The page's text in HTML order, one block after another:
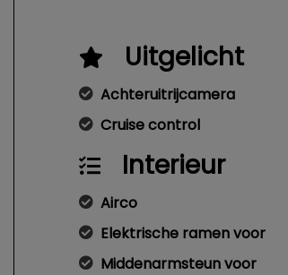
Uitgelicht
Achteruitrijcamera
Cruise control
Interieur
Airco
Elektrische ramen voor
Middenarmsteun voor